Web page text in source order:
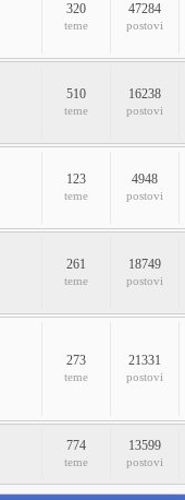
320
teme
47284
postovi
510
teme
16238
postovi
123
teme
4948
postovi
261
teme
18749
postovi
273
teme
21331
postovi
774
teme
13599
postovi